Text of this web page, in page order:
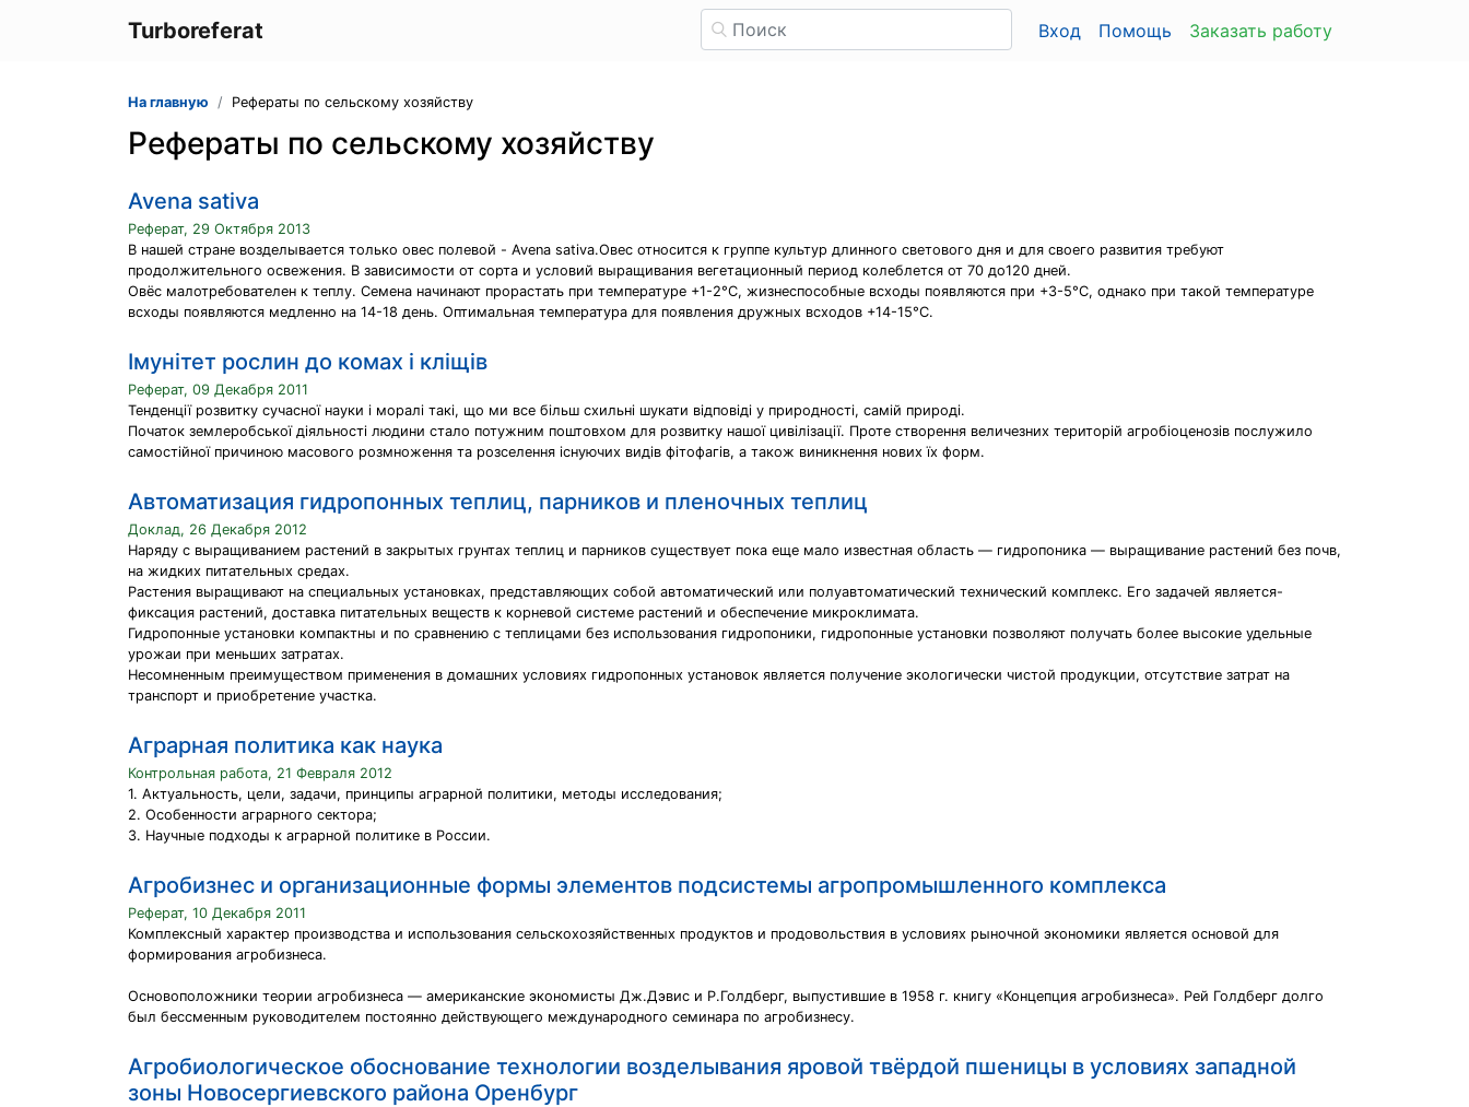
Turboreferat Вход Помощь Заказать работу
На главную Рефераты по сельскому хозяйству
Рефераты по сельскому хозяйству
Avena sativa
Реферат, 29 Октября 2013
В нашей стране возделывается только овес полевой - Avena sativa.Овес относится к группе культур длинного светового дня и для своего развития требуют
продолжительного освежения. В зависимости от сорта и условий выращивания вегетационный период колеблется от 70 до120 дней.
Овёс малотребователен к теплу. Семена начинают прорастать при температуре +1-2°С, жизнеспособные всходы появляются при +3-5°С, однако при такой температуре
всходы появляются медленно на 14-18 день. Оптимальная температура для появления дружных всходов +14-15°С.
Імунітет рослин до комах і кліщів
Реферат, 09 Декабря 2011
Тенденції розвитку сучасної науки і моралі такі, що ми все більш схильні шукати відповіді у природності, самій природі.
Початок землеробської діяльності людини стало потужним поштовхом для розвитку нашої цивілізації. Проте створення величезних територій агробіоценозів послужило
самостійної причиною масового розмноження та розселення існуючих видів фітофагів, а також виникнення нових їх форм.
Автоматизация гидропонных теплиц, парников и пленочных теплиц
Доклад, 26 Декабря 2012
Наряду с выращиванием растений в закрытых грунтах теплиц и парников существует пока еще мало известная область — гидропоника — выращивание растений без почв,
на жидких питательных средах.
Растения выращивают на специальных установках, представляющих собой автоматический или полуавтоматический технический комплекс. Его задачей является-
фиксация растений, доставка питательных веществ к корневой системе растений и обеспечение микроклимата.
Гидропонные установки компактны и по сравнению с теплицами без использования гидропоники, гидропонные установки позволяют получать более высокие удельные
урожаи при меньших затратах.
Несомненным преимуществом применения в домашних условиях гидропонных установок является получение экологически чистой продукции, отсутствие затрат на
транспорт и приобретение участка.
Аграрная политика как наука
Контрольная работа, 21 Февраля 2012
1. Актуальность, цели, задачи, принципы аграрной политики, методы исследования;
2. Особенности аграрного сектора;
3. Научные подходы к аграрной политике в России.
Агробизнес и организационные формы элементов подсистемы агропромышленного комплекса
Реферат, 10 Декабря 2011
Комплексный характер производства и использования сельскохозяйственных продуктов и продовольствия в условиях рыночной экономики является основой для
формирования агробизнеса.
Основоположники теории агробизнеса — американские экономисты Дж.Дэвис и Р.Голдберг, выпустившие в 1958 г. книгу «Концепция агробизнеса». Рей Голдберг долго
был бессменным руководителем постоянно действующего международного семинара по агробизнесу.
Агробиологическое обоснование технологии возделывания яровой твёрдой пшеницы в условиях западной
зоны Новосергиевского района Оренбург